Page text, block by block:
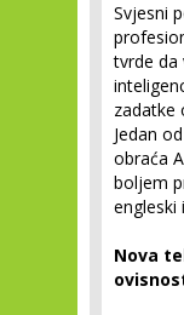
Svjesni
tvrde
zadatke
Jedan
obraća
boljem
engleski
Nova